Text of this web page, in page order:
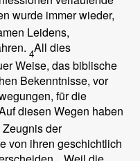
wurde immer wieder,
Leidens,
4All dies
Weise, das biblische
Bekenntnisse, vor
für die
diesen Wegen haben
der
von ihren geschichtlich